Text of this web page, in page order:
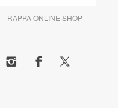
RAPPA ONLINE SHOP